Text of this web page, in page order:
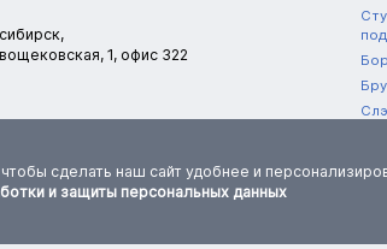
1, офис 322
информацию
сделать наш сайт удобнее и
и защиты персональных данных